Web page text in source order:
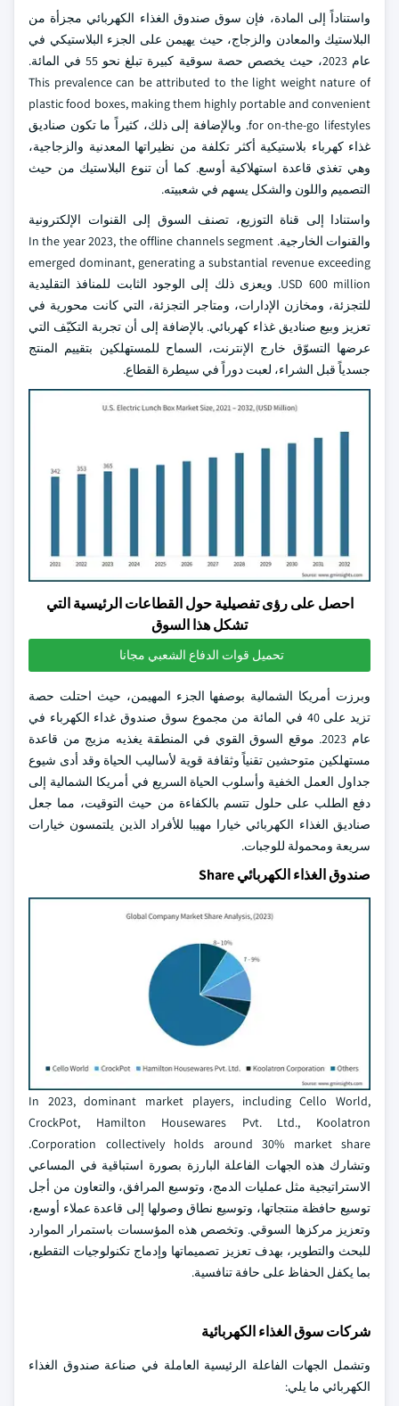
واستناداً إلى المادة، فإن سوق صندوق الغذاء الكهربائي مجزأة من
البلاستيك والمعادن والزجاج، حيث يهيمن على الجزء البلاستيكي في
عام 2023، حيث يخصص حصة سوقية كبيرة تبلغ نحو 55 في المائة.
This prevalence can be attributed to the light weight nature of
plastic food boxes, making them highly portable and convenient
for on-the-go lifestyles. وبالإضافة إلى ذلك، كثيراً ما تكون صناديق
غذاء كهرباء بلاستيكية أكثر تكلفة من نظيراتها المعدنية والزجاجية،
وهي تغذي قاعدة استهلاكية أوسع. كما أن تنوع البلاستيك من حيث
التصميم واللون والشكل يسهم في شعبيته.
واستنادا إلى قناة التوزيع، تصنف السوق إلى القنوات الإلكترونية
والقنوات الخارجية. In the year 2023, the offline channels segment
emerged dominant, generating a substantial revenue exceeding
USD 600 million. ويعزى ذلك إلى الوجود الثابت للمنافذ التقليدية
للتجزئة، ومخازن الإدارات، ومتاجر التجزئة، التي كانت محورية في
تعزيز وبيع صناديق غذاء كهربائي. بالإضافة إلى أن تجربة التكيّف التي
عرضها التسوّق خارج الإنترنت، السماح للمستهلكين بتقييم المنتج
جسدياً قبل الشراء، لعبت دوراً في سيطرة القطاع.
احصل على رؤى تفصيلية حول القطاعات الرئيسية التي
تشكل هذا السوق
تحميل قوات الدفاع الشعبي مجانا
وبرزت أمريكا الشمالية بوصفها الجزء المهيمن، حيث احتلت حصة
تزيد على 40 في المائة من مجموع سوق صندوق غداء الكهرباء في
عام 2023. موقع السوق القوي في المنطقة يغذيه مزيج من قاعدة
مستهلكين متوحشين تقنياً وثقافة قوية لأساليب الحياة وقد أدى شيوع
جداول العمل الخفية وأسلوب الحياة السريع في أمريكا الشمالية إلى
دفع الطلب على حلول تتسم بالكفاءة من حيث التوقيت، مما جعل
صناديق الغذاء الكهربائي خيارا مهيبا للأفراد الذين يلتمسون خيارات
سريعة ومحمولة للوجبات.
صندوق الغذاء الكهربائي Share
In 2023, dominant market players, including Cello World,
CrockPot, Hamilton Housewares Pvt. Ltd., Koolatron
Corporation collectively holds around 30% market share.
وتشارك هذه الجهات الفاعلة البارزة بصورة استباقية في المساعي
الاستراتيجية مثل عمليات الدمج، وتوسيع المرافق، والتعاون من أجل
توسيع حافظة منتجاتها، وتوسيع نطاق وصولها إلى قاعدة عملاء أوسع،
وتعزيز مركزها السوقي. وتخصص هذه المؤسسات باستمرار الموارد
للبحث والتطوير، بهدف تعزيز تصميماتها وإدماج تكنولوجيات التقطيع،
بما يكفل الحفاظ على حافة تنافسية.
شركات سوق الغذاء الكهربائية
وتشمل الجهات الفاعلة الرئيسية العاملة في صناعة صندوق الغذاء
الكهربائي ما يلي: